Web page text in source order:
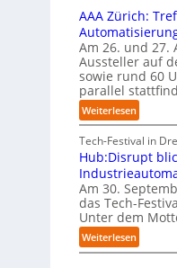
r
u
n
g
a
n
“
t
e
t
B
i
e
t
e
r
v
e
r
f
a
h
r
e
t
S
t
e
f
a
n
S
h
w
a
b
z
u
m
C
t
e
r
n
e
h
m
e
n
w
o
l
e
n
R
AAA Zürich:
Am 26. und 27.
Aussteller auf
sowie rund 60
parallel
Weiterlesen:
A
A
A
Z
ü
r
i
c
h
Tech-Festival in
Hub:Disrupt
Am 30.
das Tech-
Unter dem
Weiterlesen:
H